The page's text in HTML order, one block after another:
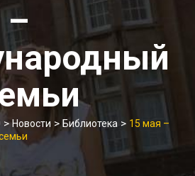
–
>Новости > Библиотека > 15 мая –